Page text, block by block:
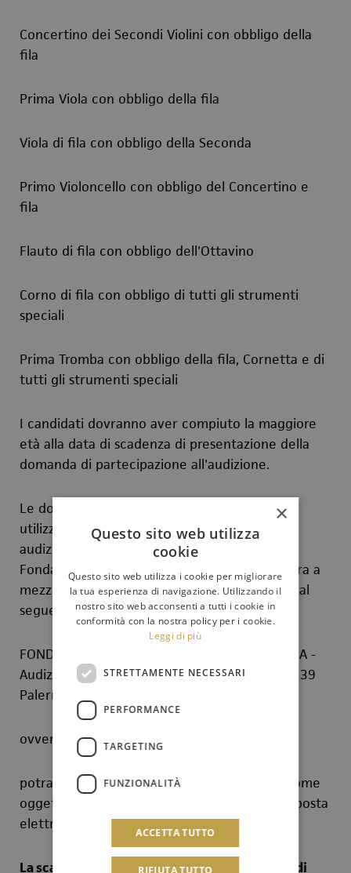
Concertino dei Secondi Violini con obbligo della
fila
Prima Viola con obbligo della fila
Viola di fila con obbligo della Seconda
Primo Violoncello con obbligo del Concertino e
fila
Flauto di fila con obbligo dell'Ottavino
Corno di fila con obbligo di tutti gli strumenti
speciali
Prima Tromba con obbligo della fila, Cornetta e di
tutti gli strumenti speciali
I candidati dovranno aver compiuto la maggiore
età alla data di scadenza di presentazione della
domanda di partecipazione all'audizione.
Le domande dovranno essere compilate
utilizzando il modello in allegato all'avviso di
audizione (da scaricare dal sito web della
Fondazione) e pervenire firmate in carta libera a
mezzo raccomandata con ricevuta di ritorno al
seguente indirizzo:
FONDAZIONE ORCHESTRA SINFONICA SICILIANA -
Audizioni Orchestra - Via Filippo Turati 2 - 90139
Palermo
ovvero
potranno essere inviate via mail, indicando come
oggetto "Audizioni Orchestra", all'indirizzo di posta
elettronica:
foss@pec.it
La scadenza di presentazione della domanda di
×
Questo sito web utilizza
cookie
Questo sito web utilizza i cookie per migliorare
la tua esperienza di navigazione. Utilizzando il
nostro sito web acconsenti a tutti i cookie in
conformità con la nostra policy per i cookie.
Leggi di più
STRETTAMENTE NECESSARI
PERFORMANCE
TARGETING
FUNZIONALITÀ
ACCETTA TUTTO
RIFIUTA TUTTO